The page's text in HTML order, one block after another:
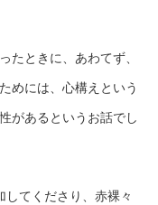
たときに、あわてず、
めには、心構えという
があるというお話でし
してくださり、赤裸々